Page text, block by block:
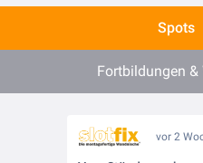
Spots
Fortbildungen &
vor 2